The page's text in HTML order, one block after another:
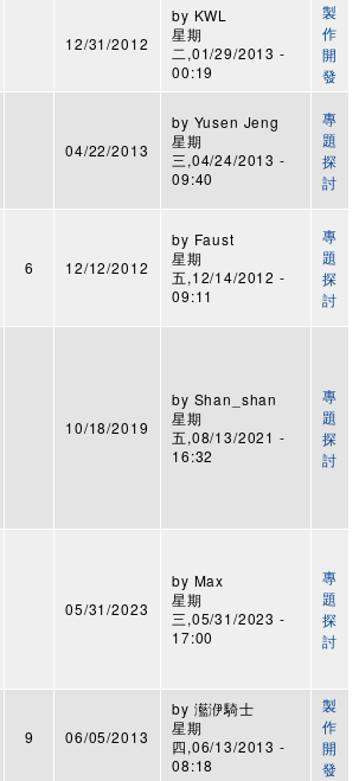
12/31/2012
by KWL
星期
二,01/29/2013 -
00:19
製
作
開
發
04/22/2013
by Yusen Jeng
星期
三,04/24/2013 -
09:40
專
題
探
討
6 12/12/2012
by Faust
星期
五,12/14/2012 -
09:11
專
題
探
討
10/18/2019
by Shan_shan
星期
五,08/13/2021 -
16:32
專
題
探
討
05/31/2023
by Max
星期
三,05/31/2023 -
17:00
專
題
探
討
9 06/05/2013
by 灆洢騎士
星期
四,06/13/2013 -
08:18
製
作
開
發